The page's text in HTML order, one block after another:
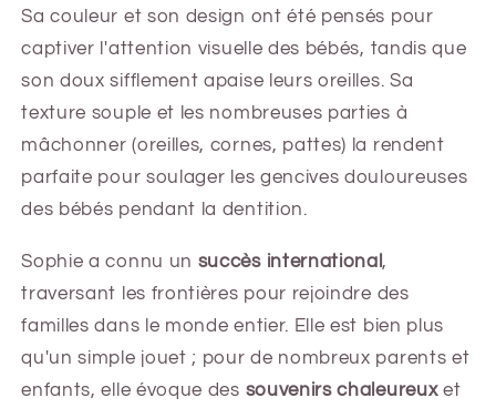
Sa couleur et son design ont été pensés pour
captiver l'attention visuelle des bébés, tandis que
son doux sifflement apaise leurs oreilles. Sa
texture souple et les nombreuses parties à
mâchonner (oreilles, cornes, pattes) la rendent
parfaite pour soulager les gencives douloureuses
des bébés pendant la dentition.
Sophie a connu un succès international ,
traversant les frontières pour rejoindre des
familles dans le monde entier. Elle est bien plus
qu'un simple jouet ; pour de nombreux parents et
enfants, elle évoque des souvenirs chaleureuxet